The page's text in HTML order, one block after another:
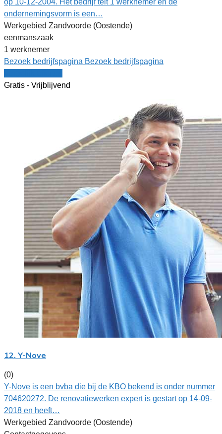
ondernemingsvorm is een…
Werkgebied Zandvoorde (Oostende)
eenmanszaak
1 werknemer
Bezoek bedrijfspagina Bezoek bedrijfspagina
Gratis - Vrijblijvend
12. Y-Nove
(0)
Y-Nove is een bvba die bij de KBO bekend is onder nummer
704620272. De renovatiewerken expert is gestart op 14-09-
2018 en heeft…
Werkgebied Zandvoorde (Oostende)